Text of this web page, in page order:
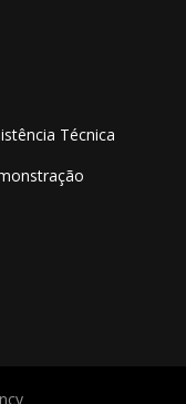
Técnica